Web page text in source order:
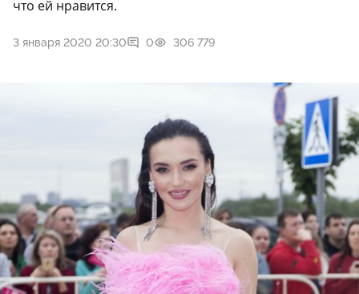
что ей нравится.
3 января 2020 20:30 0 306 779